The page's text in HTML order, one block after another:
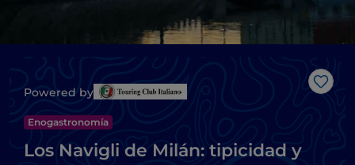
Me
Powered by
Enogastronomía
Los Navigli de Milán: tipicidad y